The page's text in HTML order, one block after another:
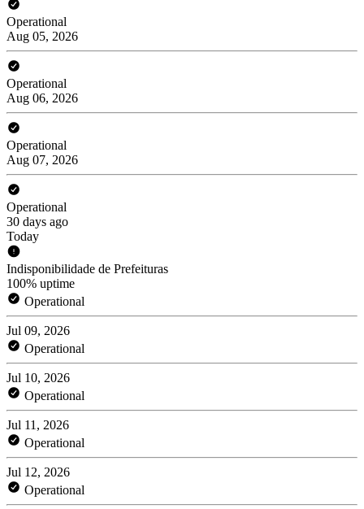
Operational
Aug 05, 2026
Operational
Aug 06, 2026
Operational
Aug 07, 2026
Operational
30 days ago
Today
Indisponibilidade de Prefeituras
100% uptime
Operational
Jul 09, 2026
Operational
Jul 10, 2026
Operational
Jul 11, 2026
Operational
Jul 12, 2026
Operational